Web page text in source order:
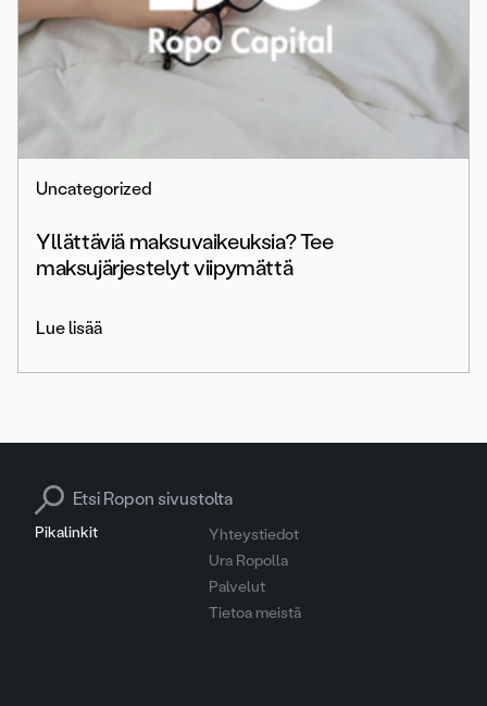
Uncategorized
Yllättäviä maksuvaikeuksia? Tee
maksujärjestelyt viipymättä
Lue lisää
Pikalinkit
Yhteystiedot
Ura Ropolla
Palvelut
Tietoa meistä
Search for: